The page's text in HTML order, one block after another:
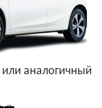
или аналогичный